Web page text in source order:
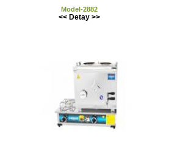
Model-2882
<< Detay >>